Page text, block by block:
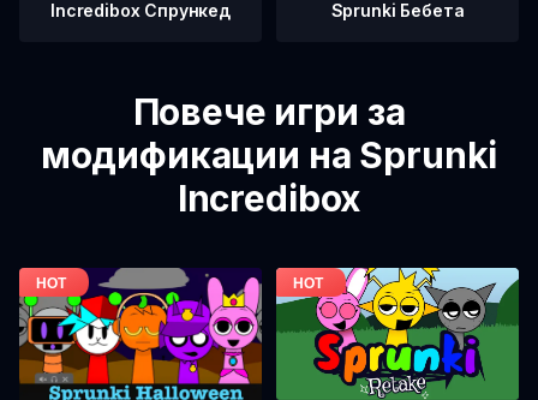
Incredibox Спрункед Sprunki Бебета
Повече игри за
модификации на Sprunki
Incredibox